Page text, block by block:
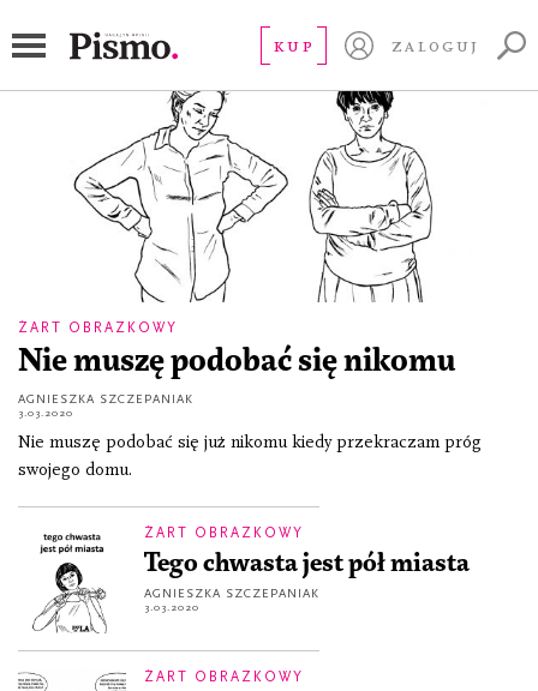
KUP ZALOGUJ
Agnieszka Szczepaniak
ŻART OBRAZKOWY
Nie muszę podobać się nikomu
AGNIESZKA SZCZEPANIAK
3.03.2020
Nie muszę podobać się już nikomu kiedy przekraczam próg
swojego domu.
ŻART OBRAZKOWY
Tego chwasta jest pół miasta
AGNIESZKA SZCZEPANIAK
3.03.2020
ŻART OBRAZKOWY